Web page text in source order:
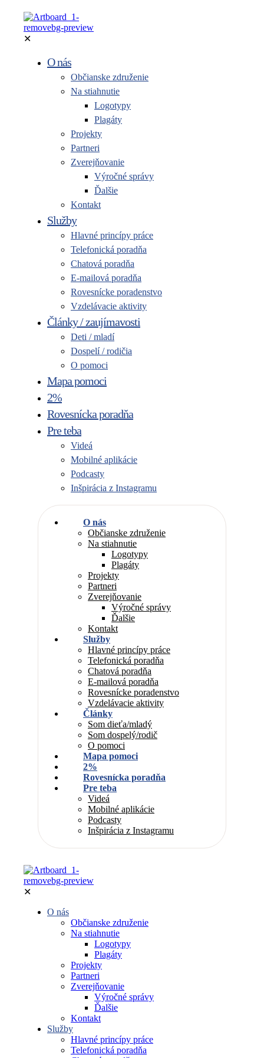
✕
O nás
Občianske združenie
Na stiahnutie
Logotypy
Plagáty
Projekty
Partneri
Zverejňovanie
Výročné správy
Ďalšie
Kontakt
Služby
Hlavné princípy práce
Telefonická poradňa
Chatová poradňa
E-mailová poradňa
Rovesnícke poradenstvo
Vzdelávacie aktivity
Články / zaujímavosti
Deti / mladí
Dospelí / rodičia
O pomoci
Mapa pomoci
2%
Rovesnícka poradňa
Pre teba
Videá
Mobilné aplikácie
Podcasty
Inšpirácia z Instagramu
O nás
Občianske združenie
Na stiahnutie
Logotypy
Plagáty
Projekty
Partneri
Zverejňovanie
Výročné správy
Ďalšie
Kontakt
Služby
Hlavné princípy práce
Telefonická poradňa
Chatová poradňa
E-mailová poradňa
Rovesnícke poradenstvo
Vzdelávacie aktivity
Články
Som dieťa/mladý
Som dospelý/rodič
O pomoci
Mapa pomoci
2%
Rovesnícka poradňa
Pre teba
Videá
Mobilné aplikácie
Podcasty
Inšpirácia z Instagramu
✕
O nás
Občianske združenie
Na stiahnutie
Logotypy
Plagáty
Projekty
Partneri
Zverejňovanie
Výročné správy
Ďalšie
Kontakt
Služby
Hlavné princípy práce
Telefonická poradňa